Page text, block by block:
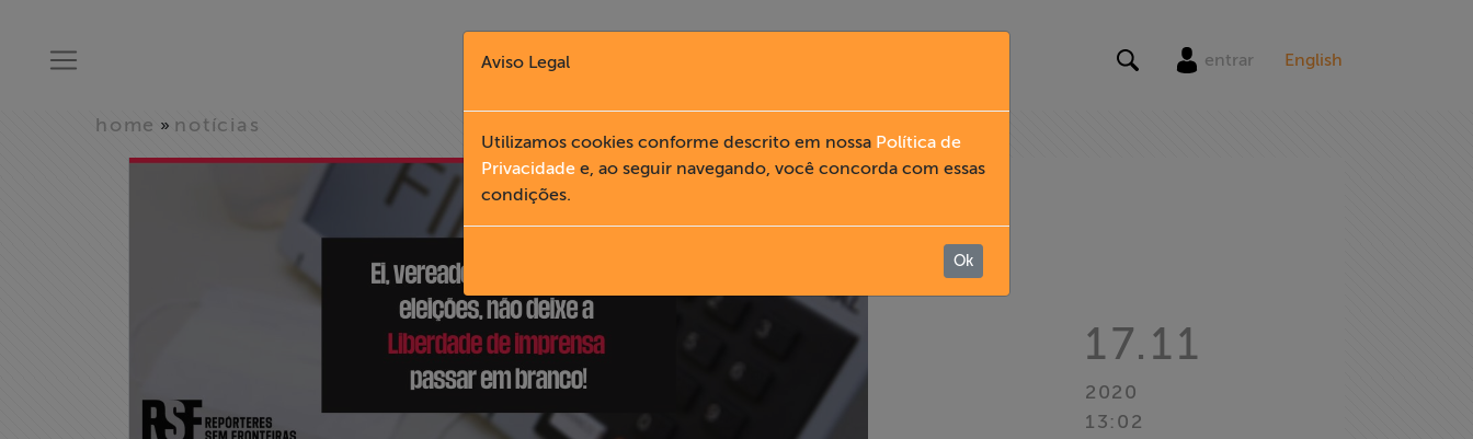
entrar English
home » notícias
17.11
2020
13:02
Aviso Legal
Utilizamos cookies conforme descrito em nossa Política de
Privacidade e, ao seguir navegando, você concorda com essas
condições.
Ok